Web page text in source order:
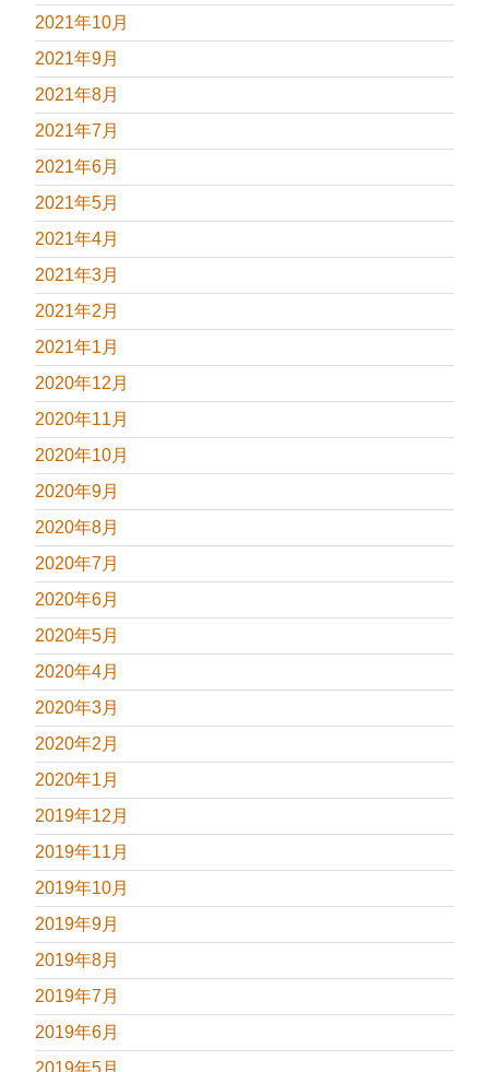
2021年10月
2021年9月
2021年8月
2021年7月
2021年6月
2021年5月
2021年4月
2021年3月
2021年2月
2021年1月
2020年12月
2020年11月
2020年10月
2020年9月
2020年8月
2020年7月
2020年6月
2020年5月
2020年4月
2020年3月
2020年2月
2020年1月
2019年12月
2019年11月
2019年10月
2019年9月
2019年8月
2019年7月
2019年6月
2019年5月